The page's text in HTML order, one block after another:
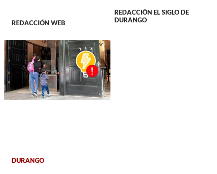
REDACCIÓN WEB
REDACCIÓN EL SIGLO DE
DURANGO
DURANGO